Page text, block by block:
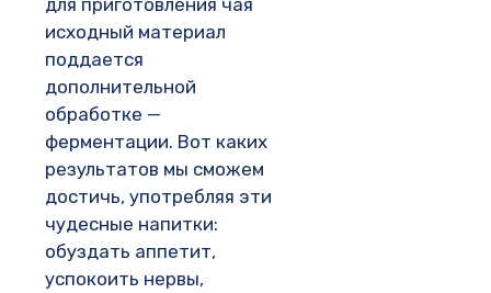
для приготовления чая
исходный материал
поддается
дополнительной
обработке —
ферментации. Вот каких
результатов мы сможем
достичь, употребляя эти
чудесные напитки:
обуздать аппетит,
успокоить нервы,